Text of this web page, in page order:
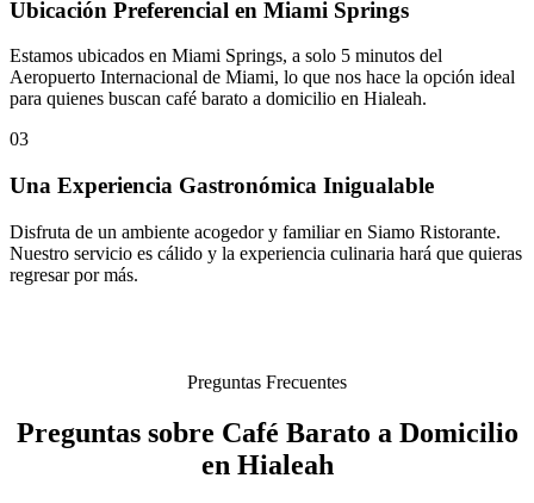
Ubicación Preferencial en Miami Springs
Estamos ubicados en Miami Springs, a solo 5 minutos del
Aeropuerto Internacional de Miami, lo que nos hace la opción ideal
para quienes buscan café barato a domicilio en Hialeah.
03
Una Experiencia Gastronómica Inigualable
Disfruta de un ambiente acogedor y familiar en Siamo Ristorante.
Nuestro servicio es cálido y la experiencia culinaria hará que quieras
regresar por más.
Preguntas Frecuentes
Preguntas sobre Café Barato a Domicilio
en Hialeah